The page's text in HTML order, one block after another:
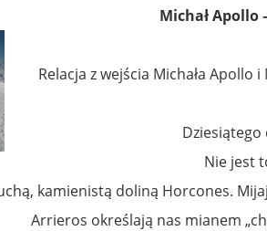
Michał Apollo
Relacja z wejścia Michała
Dziesiątego
Nie jest
kamienistą doliną Horcones.
Arrieros określają nas mianem